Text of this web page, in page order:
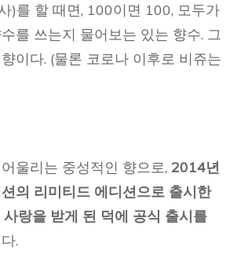
)를 할 때면, 100이면 100, 모두가
를 쓰는지 물어보는 있는 향수. 그
이다. (물론 코로나 이후로 비쥬는
울리는 중성적인 향으로, 2014년
의 리미티드 에디션으로 출시한
사랑을 받게 된 덕에 공식 출시를
.